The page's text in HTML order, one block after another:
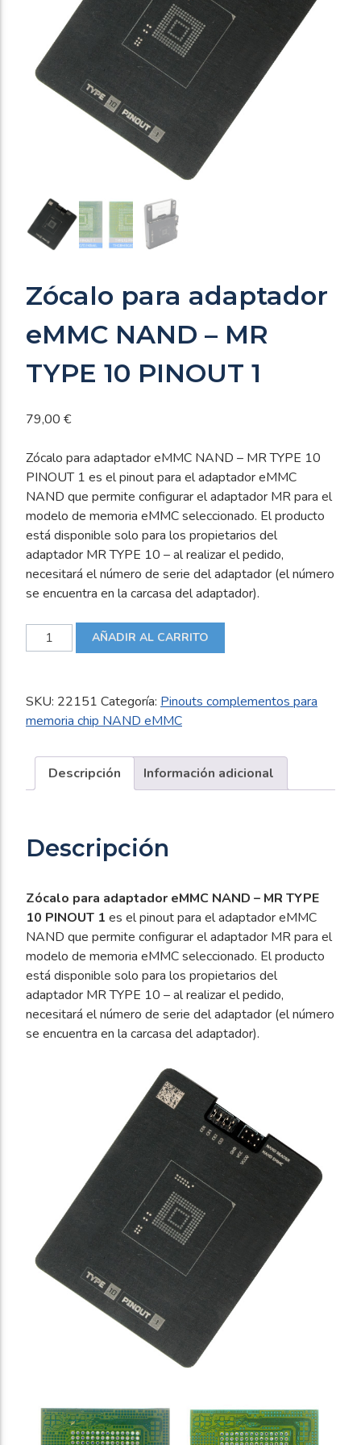
Zócalo para adaptador
eMMC NAND – MR
TYPE 10 PINOUT 1
79,00 €
Zócalo para adaptador eMMC NAND – MR TYPE 10
PINOUT 1 es el pinout para el adaptador eMMC
NAND que permite configurar el adaptador MR para el
modelo de memoria eMMC seleccionado. El producto
está disponible solo para los propietarios del
adaptador MR TYPE 10 – al realizar el pedido,
necesitará el número de serie del adaptador (el número
se encuentra en la carcasa del adaptador).
Zócalo
para
NAND
-
TYPE
10
cantidad
AÑADIR AL CARRITO
SKU: 22151 Categoría: Pinouts complementos para
memoria chip NAND eMMC
Descripción Información adicional
Descripción
Zócalo para adaptador eMMC NAND – MR TYPE
10 PINOUT 1 es el pinout para el adaptador eMMC
NAND que permite configurar el adaptador MR para el
modelo de memoria eMMC seleccionado. El producto
está disponible solo para los propietarios del
adaptador MR TYPE 10 – al realizar el pedido,
necesitará el número de serie del adaptador (el número
se encuentra en la carcasa del adaptador).